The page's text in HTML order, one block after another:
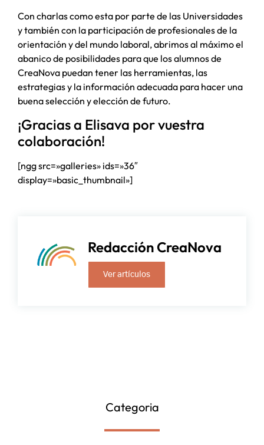
Con charlas como esta por parte de las Universidades
y también con la participación de profesionales de la
orientación y del mundo laboral, abrimos al máximo el
abanico de posibilidades para que los alumnos de
CreaNova puedan tener las herramientas, las
estrategias y la información adecuada para hacer una
buena selección y elección de futuro.
¡Gracias a Elisava por vuestra
colaboración!
[ngg src=»galleries» ids=»36″
display=»basic_thumbnail»]
Redacción CreaNova
Ver artículos
Categoria